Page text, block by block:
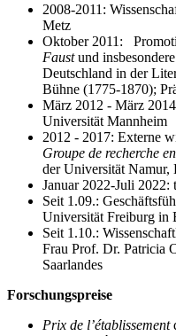
2008-2011:
Metz
Oktober 2011:
Faustund
Deutschland in der
Bühne (1775-1870);
März 2012 - März
Universität Mannheim
2012 - 2017: Externe
Groupe de recherche
der Universität Namur,
Januar 2022-Juli 2022:
Seit 1.09.:
Universität Freiburg in
Seit 1.10.:
Frau Prof. Dr. Patricia
Saarlandes
Forschungspreise
Prix de l’établissement